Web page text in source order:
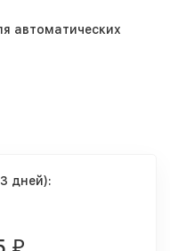
автоматических
дней):
₽